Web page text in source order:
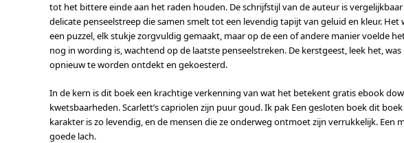
tot het bittere einde aan het raden houden. De schrijfstijl van de auteur is
delicate penseelstreep die samen smelt tot een levendig tapijt van geluid en kleur.
een puzzel, elk stukje zorgvuldig gemaakt, maar op de een of andere manier voelde
nog in wording is, wachtend op de laatste penseelstreken. De kerstgeest, leek het,
opnieuw te worden ontdekt en gekoesterd.
In de kern is dit boek een krachtige verkenning van wat het betekent gratis ebook
kwetsbaarheden. Scarlett’s capriolen zijn puur goud. Ik pak Een gesloten boek dit
karakter is zo levendig, en de mensen die ze onderweg ontmoet zijn verrukkelijk. Een
goede lach.